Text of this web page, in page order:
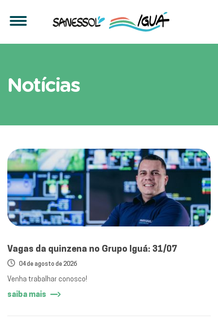
Notícias
Vagas da quinzena no Grupo Iguá: 31/07
04 de agosto de 2026
Venha trabalhar conosco!
saiba mais